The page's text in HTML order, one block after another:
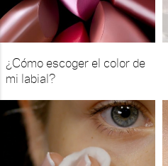
¿Cómo escoger el color de
mi labial?